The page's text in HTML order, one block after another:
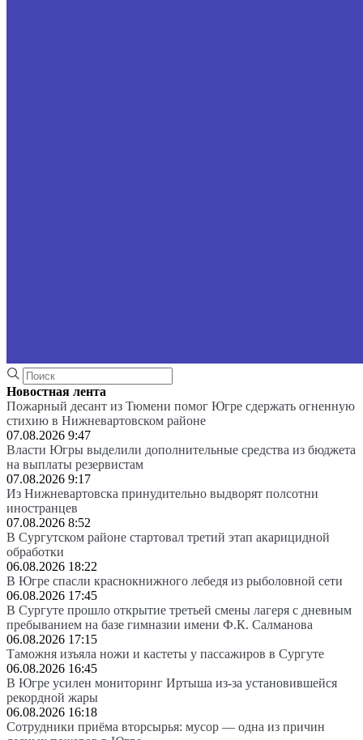
Новостная лента
Пожарный десант из Тюмени помог Югре сдержать огненную
стихию в Нижневартовском районе
07.08.2026 9:47
Власти Югры выделили дополнительные средства из бюджета
на выплаты резервистам
07.08.2026 9:17
Из Нижневартовска принудительно выдворят полсотни
иностранцев
07.08.2026 8:52
В Сургутском районе стартовал третий этап акарицидной
обработки
06.08.2026 18:22
В Югре спасли краснокнижного лебедя из рыболовной сети
06.08.2026 17:45
В Сургуте прошло открытие третьей смены лагеря с дневным
пребыванием на базе гимназии имени Ф.К. Салманова
06.08.2026 17:15
Таможня изъяла ножи и кастеты у пассажиров в Сургуте
06.08.2026 16:45
В Югре усилен мониторинг Иртыша из-за установившейся
рекордной жары
06.08.2026 16:18
Сотрудники приёма вторсырья: мусор — одна из причин